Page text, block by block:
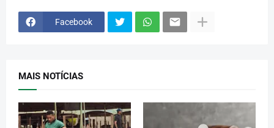
Facebook
MAIS NOTÍCIAS